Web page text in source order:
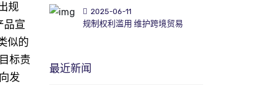
规
品宣
似的
标责
发
2025-06-11
规制权利滥用 维护跨境贸易
最近新闻